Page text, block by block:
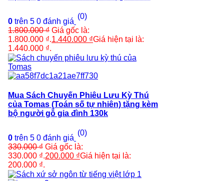
0 trên 5 0 đánh giá
(0)
1.800.000₫ Giá gốc là:
1.800.000 ₫.1.440.000 ₫Giá hiện tại là:
1.440.000 ₫.
Mua Sách Chuyến Phiêu Lưu Kỳ Thú
của Tomas (Toán số tự nhiên) tặng kèm
bộ người gỗ gia đình 130k
0 trên 5 0 đánh giá
(0)
330.000₫ Giá gốc là:
330.000 ₫.200.000 ₫Giá hiện tại là:
200.000 ₫.